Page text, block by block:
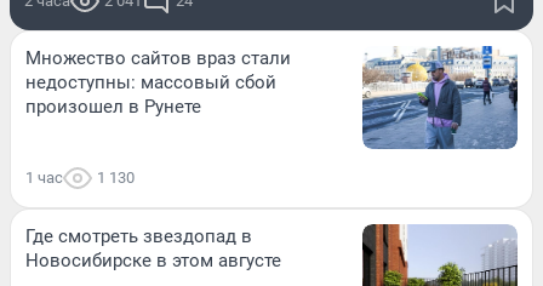
Множество сайтов враз стали
недоступны: массовый сбой
произошел в Рунете
1 час 1 130
Где смотреть звездопад в
Новосибирске в этом августе